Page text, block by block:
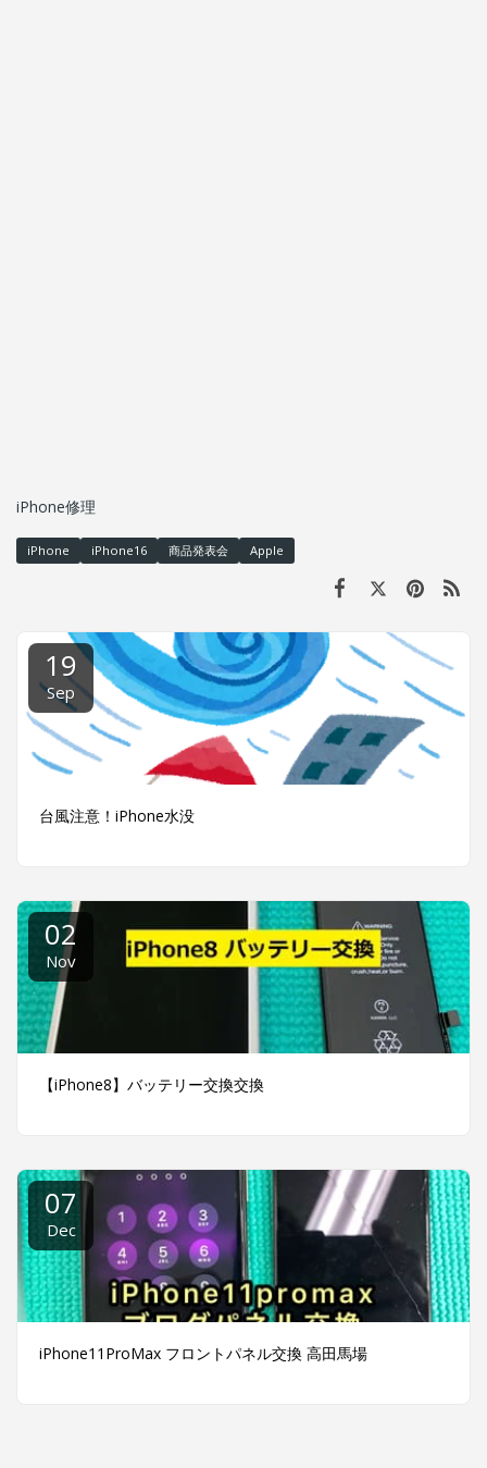
iPhone修理
iPhone iPhone16 商品発表会 Apple
19
Sep
台風注意！iPhone水没
02
Nov
【iPhone8】バッテリー交換交換
07
Dec
iPhone11ProMax フロントパネル交換 高田馬場